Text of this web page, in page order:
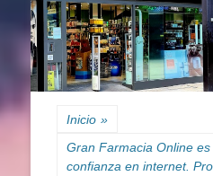
Inicio »
Gran Farmacia Online
confianza en internet.